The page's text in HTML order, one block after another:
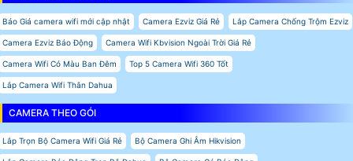
Báo Giá camera wifi mới cập nhật Camera Ezviz Giá Rẻ Lắp Camera Chống Trộm Ezviz
Camera Ezviz Báo Động Camera Wifi Kbvision Ngoài Trời Giá Rẻ
Camera Wifi Có Màu Ban Đêm Top 5 Camera Wifi 360 Tốt
Lắp Camera Wifi Thân Dahua
CAMERA THEO GÓI
Lắp Trọn Bộ Camera Wifi Giá Rẻ Bộ Camera Ghi Âm Hikvision